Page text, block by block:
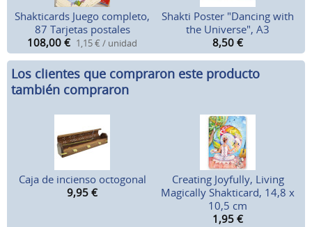
Shakticards Juego completo,
87 Tarjetas postales
108,00 € 1,15 € / unidad
Shakti Poster "Dancing with
the Universe", A3
8,50 €
Los clientes que compraron este producto
también compraron
Caja de incienso octogonal
9,95 €
Creating Joyfully, Living
Magically Shakticard, 14,8 x
10,5 cm
1,95 €